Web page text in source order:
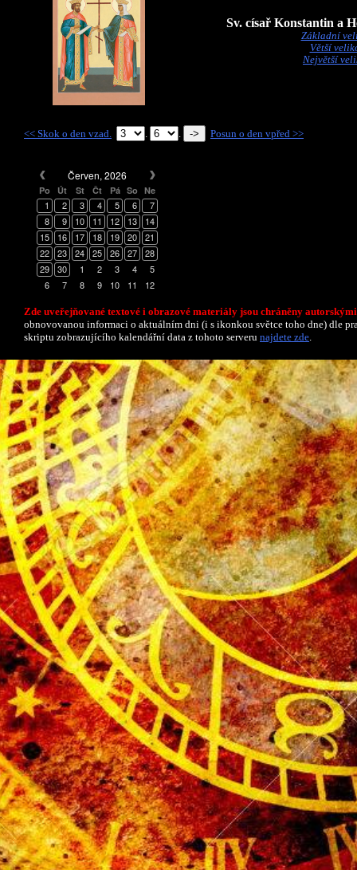
Sv. císař Konstantin a
Základní
Větší
Největší
<< Skok o den vzad. . . Posun o den vpřed >>
Červen, 2026
Po Út St Čt Pá So Ne
1 2 3 4 5 6
7
8
9 10 11 12 13
14
15
16 17 18 19 20
21
22
23 24 25 26 27
28
29
30 1 2 3 4
5
6
7 8 9 10 11 12
Zde uveřejňované textové i obrazové materiály jsou chráněny
obnovovanou informaci o aktuálním dni (i s ikonkou světce toho dne) dle
skriptu zobrazujícího kalendářní data z tohoto serveru najdete zde.